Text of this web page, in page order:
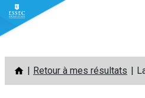
Aller
contenu
Retour à mes résultats